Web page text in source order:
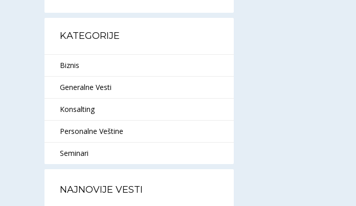
KATEGORIJE
Biznis
Generalne Vesti
Konsalting
Personalne Veštine
Seminari
NAJNOVIJE VESTI